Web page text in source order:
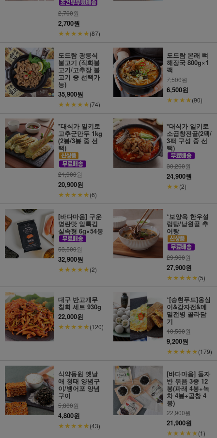
2,700원
2,700원
★★★★★(87)
도드람 광릉식
불고기 (직화불
고기/고추장 불
고기 중 선택가
능)
35,900원
★★★★★(74)
도드람 본래 뼈
해장국 800g×1
팩
7,500원
6,500원
★★★★(90)
*대식가 일키로
고추군만두 1kg
(2봉/3봉 중 선
택)
21,900원
20,900원
★★★★★(6)
*대식가 일키로
소곱창전골(2팩/
3팩 구성 중 선
택)
30,200원
24,900원
★★(2)
[바다마음] 구운
명란맛 알톡김
실속형 6g×54봉
53,500원
32,900원
★★★★★(2)
*보양옥 한우설
렁탕/남원골 추
어탕
29,900원
27,900원
★★★★★(5)
대구 반고개무
침회 세트 930g
22,000원
★★★★★(120)
*[승현푸드]옹심
이&감자전&메
밀전병 골라담
기
10,500원
9,200원
★★★★★(179)
식약동원 옛날
애 청태 양념구
이/뱅어포 양념
구이
5,800원
4,800원
★★★★★(43)
[바다마음] 돌자
반 볶음 3종 12
봉(파래 4봉+녹
차 4봉+곱창 4
봉)
22,900원
21,900원
★★★★★(1)